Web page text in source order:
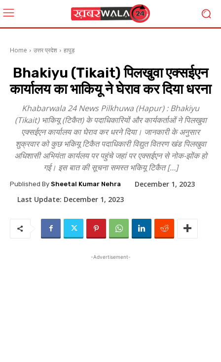
Home उत्तर प्रदेश हापुड़
Bhakiyu (Tikait) पिलखुवा एक्सईएन
कार्यालय का भाकियू ने घेराव कर दिया धरना
Khabarwala 24 News Pilkhuwa (Hapur) : Bhakiyu
(Tikait) भाकियू (टिकैत) के पदाधिकारियों और कार्यकर्ताओं ने पिलखुवा
एक्सईएन कार्यालय का घेराव कर धरने दिया। जानकारी के अनुसार
शुक्रवार को कुछ भकियू टिकैत पदाधिकारी विद्युत वितरण खंड पिलखुवा
अधिशासी अभियंता कार्यलय पर पहुंचे जहां पर एक्सईएन से नोक-झोंक हो
गई। इस बात की सूचना समस्त भकियू टिकैत […]
Published By Sheetal Kumar Nehra
December 1, 2023
Last Update: December 1, 2023
-Advertisement-